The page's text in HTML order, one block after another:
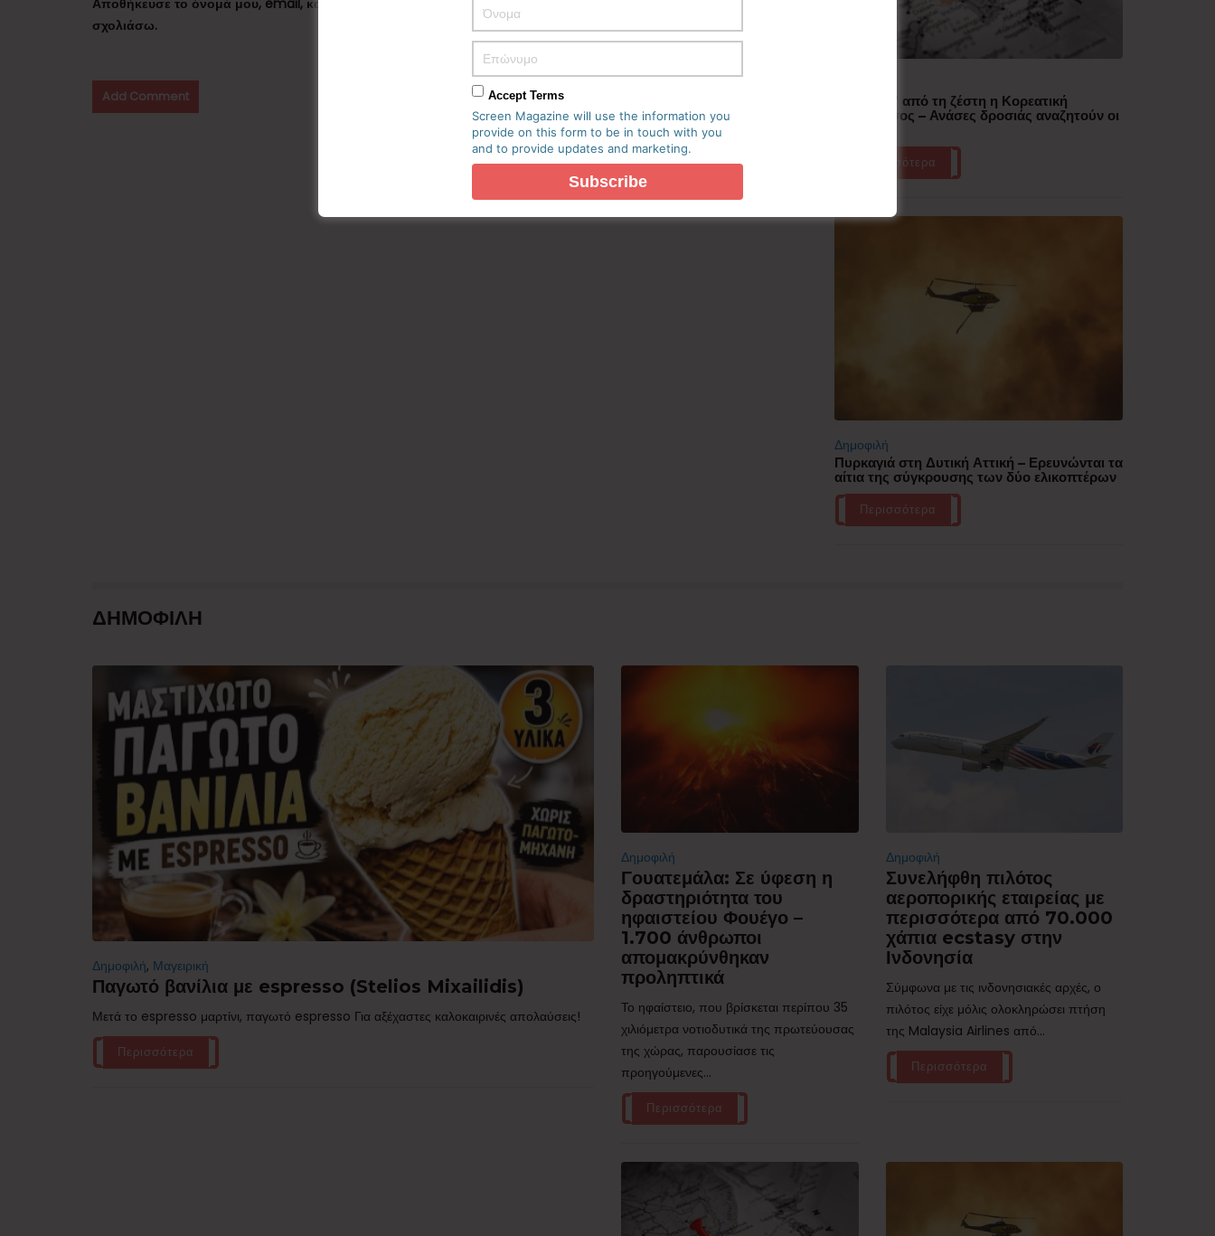
σχολιάσω.
“Έλιωσε” από τη ζέστη η Κορεατική
Χερσόνησος – Ανάσες δροσιάς αναζητούν οι
Περισσότερα
Δημοφιλή
Πυρκαγιά στη Δυτική Αττική – Ερευνώνται τα
αίτια της σύγκρουσης των δύο ελικοπτέρων
Περισσότερα
ΔΗΜΟΦΙΛΗ
Δημοφιλή, Μαγειρική
Παγωτό βανίλια με espresso (Stelios Mixailidis)
Μετά το espresso μαρτίνι, παγωτό espresso Για αξέχαστες καλοκαιρινές απολαύσεις!
Περισσότερα
Δημοφιλή
Γουατεμάλα: Σε ύφεση η
δραστηριότητα του
ηφαιστείου Φουέγο –
1.700 άνθρωποι
απομακρύνθηκαν
προληπτικά
Το ηφαίστειο, που βρίσκεται περίπου 35
χιλιόμετρα νοτιοδυτικά της πρωτεύουσας
της χώρας, παρουσίασε τις
προηγούμενες...
Περισσότερα
Δημοφιλή
Συνελήφθη πιλότος
αεροπορικής εταιρείας με
περισσότερα από 70.000
χάπια ecstasy στην
Ινδονησία
Σύμφωνα με τις ινδονησιακές αρχές, ο
πιλότος είχε μόλις ολοκληρώσει πτήση
της Malaysia Airlines από...
Περισσότερα
Accept Terms
Screen Magazine will use the information you
provide on this form to be in touch with you
and to provide updates and marketing.